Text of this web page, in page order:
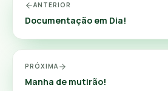
ANTERIOR
Documentação em Dia!
PRÓXIMA
Manha de mutirão!